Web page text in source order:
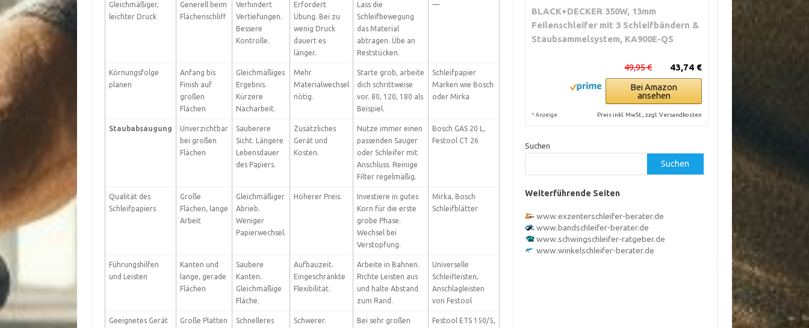
Gleichmäßiger,
leichter Druck
Generell beim
Flächenschliff
Verhindert
Vertiefungen.
Bessere
Kontrolle.
Erfordert
Übung. Bei zu
wenig Druck
dauert es
länger.
Lass die
Schleifbewegung
das Material
abtragen. Übe an
Reststücken.
—
Körnungsfolge
planen
Anfang bis
Finish auf
großen
Flächen
Gleichmäßiges
Ergebnis.
Kürzere
Nacharbeit.
Mehr
Materialwechsel
nötig.
Starte grob, arbeite
dich schrittweise
vor. 80, 120, 180 als
Beispiel.
Schleifpapier
Marken wie Bosch
oder Mirka
Staubabsaugung
Unverzichtbar
bei großen
Flächen
Sauberere
Sicht. Längere
Lebensdauer
des Papiers.
Zusätzliches
Gerät und
Kosten.
Nutze immer einen
passenden Sauger
oder Schleifer mit
Anschluss. Reinige
Filter regelmäßig.
Bosch GAS 20 L,
Festool CT 26
Qualität des
Schleifpapiers
Große
Flächen, lange
Arbeit
Gleichmäßiger
Abrieb.
Weniger
Papierwechsel.
Höherer Preis.
Investiere in gutes
Korn für die erste
grobe Phase.
Wechsel bei
Verstopfung.
Mirka, Bosch
Schleifblätter
Führungshilfen
und Leisten
Kanten und
lange, gerade
Flächen
Saubere
Kanten.
Gleichmäßige
Fläche.
Aufbauzeit.
Eingeschränkte
Flexibilität.
Arbeite in Bahnen.
Richte Leisten aus
und halte Abstand
zum Rand.
Universelle
Schleifleisten,
Anschlagleisten
von Festool
Geeignetes Gerät
Große Platten
Schnelleres
Schwerer.
Bei sehr großen
Festool ETS 150/5,
BLACK+DECKER 350W, 13mm
Feilenschleifer mit 3 Schleifbändern &
Staubsammelsystem, KA900E-QS
43,74 €
49,95 €
Bei Amazon
ansehen
* Anzeige Preis inkl. MwSt., zzgl. Versandkosten
Suchen
Suchen
Weiterführende Seiten
www.exzenterschleifer-berater.de
www.bandschleifer-berater.de
www.schwingschleifer-ratgeber.de
www.winkelschleifer-berater.de